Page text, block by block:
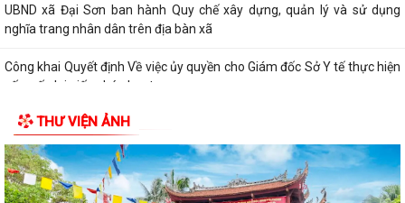
UBND xã Đại Sơn ban hành Quy chế xây dựng, quản lý và sử dụng
nghĩa trang nhân dân trên địa bàn xã
Công khai Quyết định Về việc ủy quyền cho Giám đốc Sở Y tế thực hiện
cấp, cấp lại giấy phép hoạt...
THƯ VIỆN ẢNH